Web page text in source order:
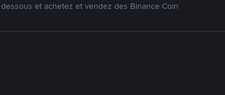
et achetez et vendez des Binance Coin